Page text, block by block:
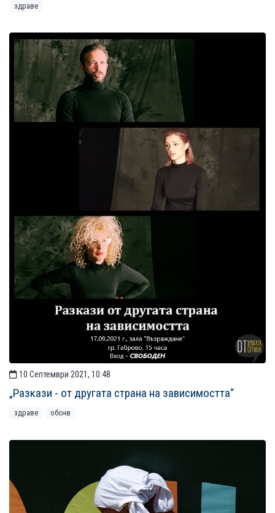
здраве
10 Септември 2021, 10:48
„Разкази - от другата страна на зависимостта“
здраве обснв